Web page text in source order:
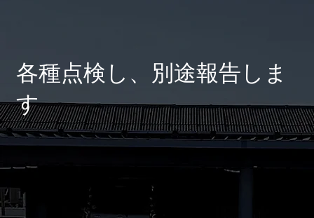
各種点検し、別途報告しま
す